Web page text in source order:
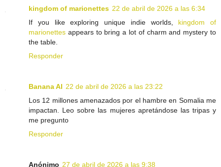
kingdom of marionettes 22 de abril de 2026 a las 6:34
If you like exploring unique indie worlds, kingdom of
marionettes appears to bring a lot of charm and mystery to
the table.
Responder
Banana AI 22 de abril de 2026 a las 23:22
Los 12 millones amenazados por el hambre en Somalia me
impactan. Leo sobre las mujeres apretándose las tripas y
me pregunto
Responder
Anónimo 27 de abril de 2026 a las 9:38